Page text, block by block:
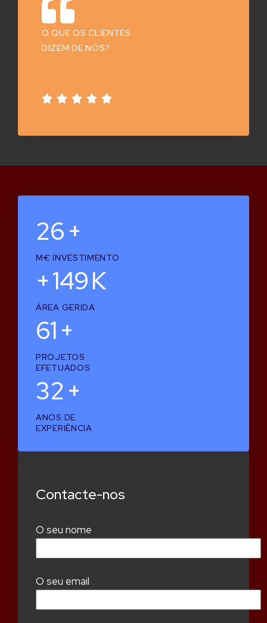
O QUE OS CLIENTES
DIZEM DE NÓS?
    
27+
M€ INVESTIMENTO
+150K
ÁREA GERIDA
62+
PROJETOS
EFETUADOS
33 +
ANOS DE
EXPERIÊNCIA
Contacte-nos
O seu nome
O seu email